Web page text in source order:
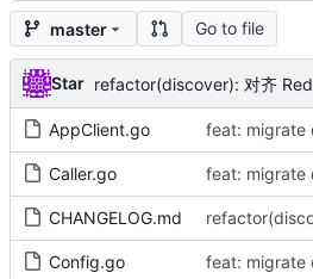
master Go to file
Star
AppClient.go
Caller.go
CHANGELOG.md
Config.go